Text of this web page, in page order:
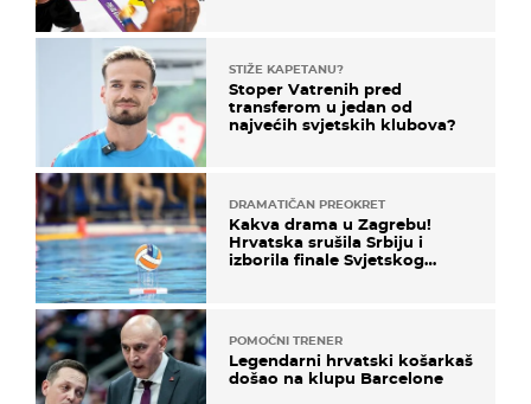
STIŽE KAPETANU?
Stoper Vatrenih pred
transferom u jedan od
najvećih svjetskih klubova?
DRAMATIČAN PREOKRET
Kakva drama u Zagrebu!
Hrvatska srušila Srbiju i
izborila finale Svjetskog
POMOĆNI TRENER
Legendarni hrvatski košarkaš
došao na klupu Barcelone